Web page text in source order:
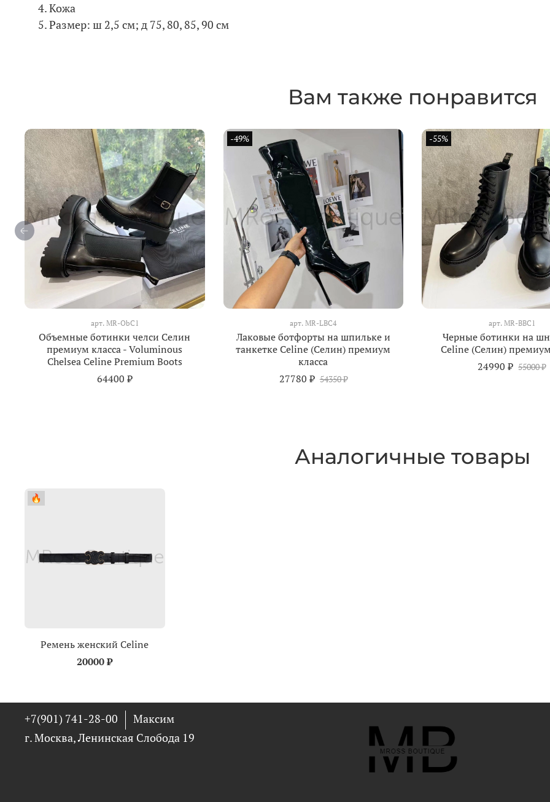
Кожа
Размер: ш 2,5 см; д 75, 80, 85, 90 см
Вам также понравится
арт. MR-ObC1
Объемные ботинки челси Селин
премиум класса - Voluminous
Chelsea Celine Premium Boots
64400 ₽
-49%
арт.MR-LBC4
Лаковые ботфорты на шпильке и
танкетке Celine (Селин) премиум
класса
27780 ₽ 54350 ₽
-55%
арт. MR-BBC1
Черные ботинки на
Celine (Селин)
24990 ₽ 55000 ₽
Аналогичные товары
🔥
Ремень женский Celine
20000 ₽
+7(901) 741-28-00
Максим
г. Москва, Ленинская Слобода 19